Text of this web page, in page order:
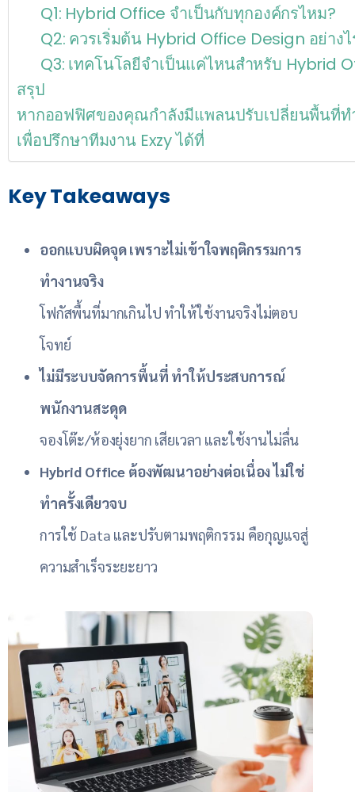
Q1: Hybrid Office จำเป็นกับทุกองค์กรไหม?
Q2: ควรเริ่มต้น Hybrid Office Design อย่างไ
Q3: เทคโนโลยีจำเป็นแค่ไหนสำหรับ Hybrid
สรุป
หากออฟฟิศของคุณกำลังมีแพลนปรับเปลี่ยนพื้นที่ท
เพื่อปรึกษาทีมงาน Exzy ได้ที่
Key Takeaways
ออกแบบผิดจุด เพราะไม่เข้าใจพฤติกรรมการ
ทำงานจริง
โฟกัสพื้นที่มากเกินไป ทำให้ใช้งานจริงไม่ตอบ
โจทย์
ไม่มีระบบจัดการพื้นที่ ทำให้ประสบการณ์
พนักงานสะดุด
จองโต๊ะ/ห้องยุ่งยาก เสียเวลา และใช้งานไม่ลื่น
Hybrid Office ต้องพัฒนาอย่างต่อเนื่อง ไม่ใช่
ทำครั้งเดียวจบ
การใช้ Data และปรับตามพฤติกรรม คือกุญแจสู่
ความสำเร็จระยะยาว